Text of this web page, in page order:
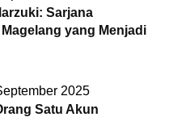
Sarjana
yang Menjadi
2025
Satu Akun